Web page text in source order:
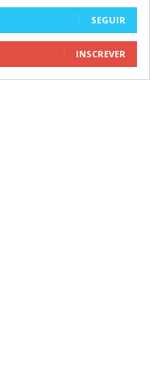
SEGUIR
INSCREVER